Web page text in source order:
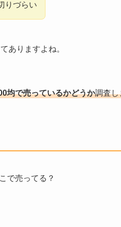
りづらい
ありますよね。
均で売っているかどうか調査し
で売ってる？